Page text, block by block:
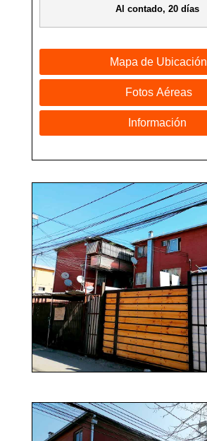
Al contado, 20 días
Mapa de Ubicación
Fotos Aéreas
Información